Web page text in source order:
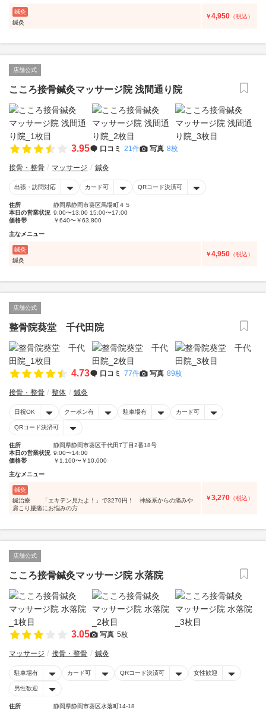
鍼灸
鍼灸
￥4,950 （税込）
店舗公式
こころ接骨鍼灸マッサージ院 浅間通り院
3.95 口コミ 21件 写真 8枚
接骨・整骨 マッサージ 鍼灸
出張・訪問対応 カード可 QRコード決済可
住所
静岡県静岡市葵区馬場町４５
本日の営業状況 9:00〜13:00 15:00〜17:00
価格帯
￥640〜￥63,800
主なメニュー
鍼灸
鍼灸
￥4,950 （税込）
店舗公式
整骨院葵堂 千代田院
4.73 口コミ 77件 写真 89枚
接骨・整骨 整体 鍼灸
日祝OK クーポン有 駐車場有 カード可
QRコード決済可
住所
静岡県静岡市葵区千代田7丁目2番18号
本日の営業状況 9:00〜14:00
価格帯
￥1,100〜￥10,000
主なメニュー
鍼灸
鍼治療 「エキテン見たよ！」で3270円！ 神経系からの痛みや
肩こり腰痛にお悩みの方
￥3,270 （税込）
店舗公式
こころ接骨鍼灸マッサージ院 水落院
3.05 写真 5枚
マッサージ 接骨・整骨 鍼灸
駐車場有 カード可 QRコード決済可 女性歓迎
男性歓迎
住所
静岡県静岡市葵区水落町14-18